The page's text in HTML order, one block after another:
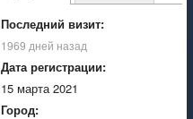
Последний визит:
1969 дней назад
Дата регистрации:
15 марта 2021
Город: